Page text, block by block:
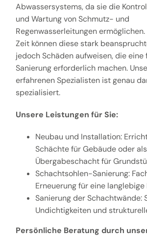
Abwassersystems, da sie die
und Wartung von Schmutz- und
Regenwasserleitungen
Zeit können diese stark
jedoch Schäden aufweisen, die
Sanierung erforderlich machen.
erfahrenen Spezialisten ist genau
spezialisiert.
Unsere Leistungen für Sie:
Neubau und Installation:
Schächte für Gebäude oder als
Übergabeschacht für
Schachtsohlen-Sanierung:
Erneuerung für eine
Sanierung der Schachtwände:
Undichtigkeiten und
Persönliche Beratung durch